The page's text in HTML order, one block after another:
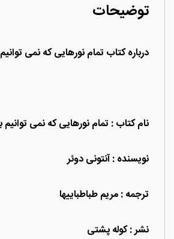
توضیحات
درباره کتاب تمام نورهایی که نمی توانیم ببینیم
نام کتاب : تمام نورهایی که نمی توانیم ببینیم
نویسنده : آنتونی دوئر
ترجمه : مریم طباطباییها
نشر : کوله پشتی